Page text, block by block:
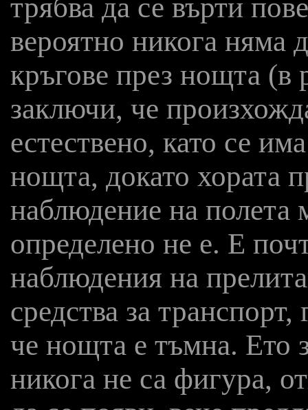
трябва да се върти
вероятно никога няма
кръгове през нощта (в
заключи, че
естествено, като се
нощта, докато хората
наблюдение на полета
определено не е. Е
наблюдения на
средства за
че нощта е тъмна. Ето
никога не са фигура,